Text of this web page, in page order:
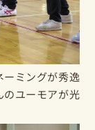
ーミングが秀逸
のユーモアが光